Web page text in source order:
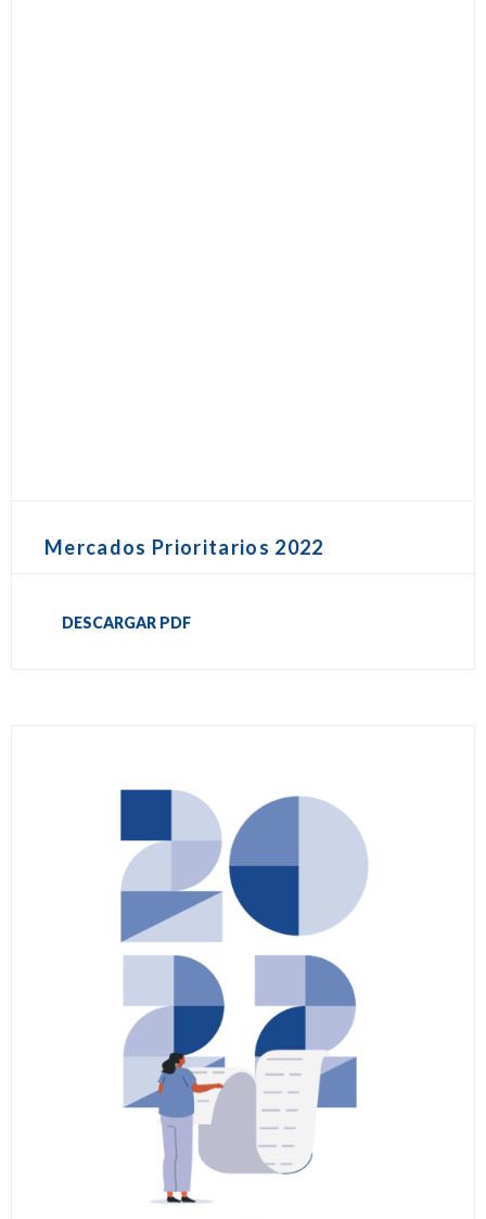
Mercados Prioritarios 2022
DESCARGAR PDF